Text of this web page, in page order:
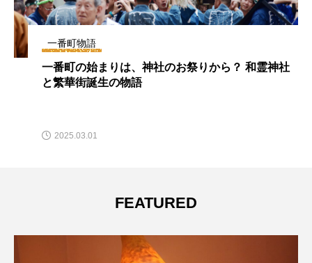
一番町物語
一番町の始まりは、神社のお祭りから？ 和霊神社
と繁華街誕生の物語
2025.03.01
FEATURED